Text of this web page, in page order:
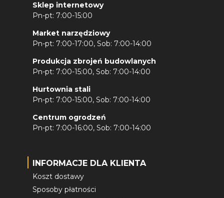
Sklep internetowy
Pn-pt: 7:00-15:00
Market narzędziowy
Pn-pt: 7:00-17:00, Sob: 7:00-14:00
Produkcja zbrojeń budowlanych
Pn-pt: 7:00-15:00, Sob: 7:00-14:00
Hurtownia stali
Pn-pt: 7:00-15:00, Sob: 7:00-14:00
Centrum ogrodzeń
Pn-pt: 7:00-16:00, Sob: 7:00-14:00
INFORMACJE DLA KLIENTA
Koszt dostawy
Sposoby płatności